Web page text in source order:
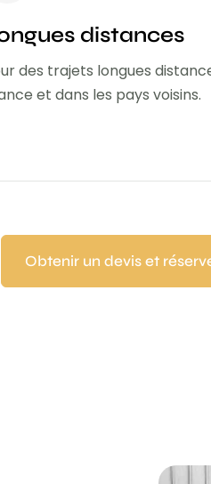
distances
des trajets longues
et dans les pays voisins.
Obtenir un devis et